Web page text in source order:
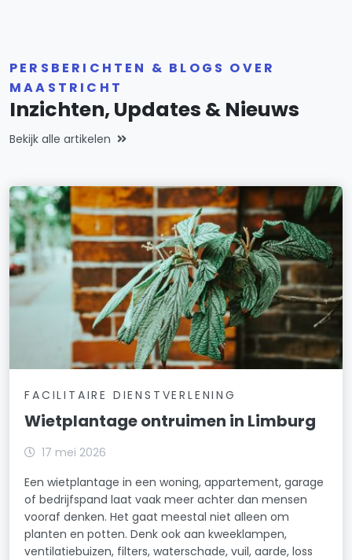
PERSBERICHTEN & BLOGS OVER
MAASTRICHT
Inzichten, Updates & Nieuws
Bekijk alle artikelen
FACILITAIRE DIENSTVERLENING
Wietplantage ontruimen in Limburg
17 mei 2026
Een wietplantage in een woning, appartement, garage
of bedrijfspand laat vaak meer achter dan mensen
vooraf denken. Het gaat meestal niet alleen om
planten en potten. Denk ook aan kweeklampen,
ventilatiebuizen, filters, waterschade, vuil, aarde, loss